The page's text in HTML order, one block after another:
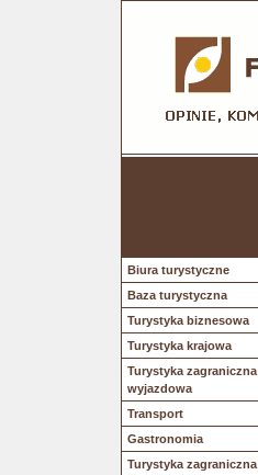
Biura turystyczne
Baza turystyczna
Turystyka biznesowa
Turystyka krajowa
Turystyka zagraniczna
wyjazdowa
Transport
Gastronomia
Turystyka zagraniczna